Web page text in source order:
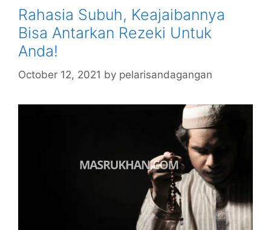
Rahasia Subuh, Keajaibannya
Bisa Antarkan Rezeki Untuk
Anda!
October 12, 2021 by pelarisandagangan